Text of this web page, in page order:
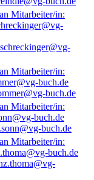
buch.de
buch.de